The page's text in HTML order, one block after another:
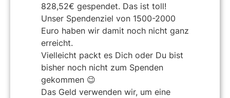
828,52€ gespendet. Das ist toll!
Unser Spendenziel von 1500-2000
Euro haben wir damit noch nicht ganz
erreicht.
Vielleicht packt es Dich oder Du bist
bisher noch nicht zum Spenden
gekommen 😉
Das Geld verwenden wir, um eine